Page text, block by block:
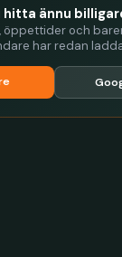
hitta ännu
öppettider och
har redan